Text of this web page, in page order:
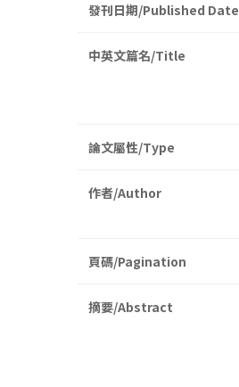
發刊日期/Published Date
中英文篇名/Title
論文屬性/Type
作者/Author
頁碼/Pagination
摘要/Abstract